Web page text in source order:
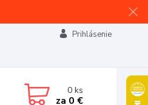
Prihlásenie
0ks
za 0 €